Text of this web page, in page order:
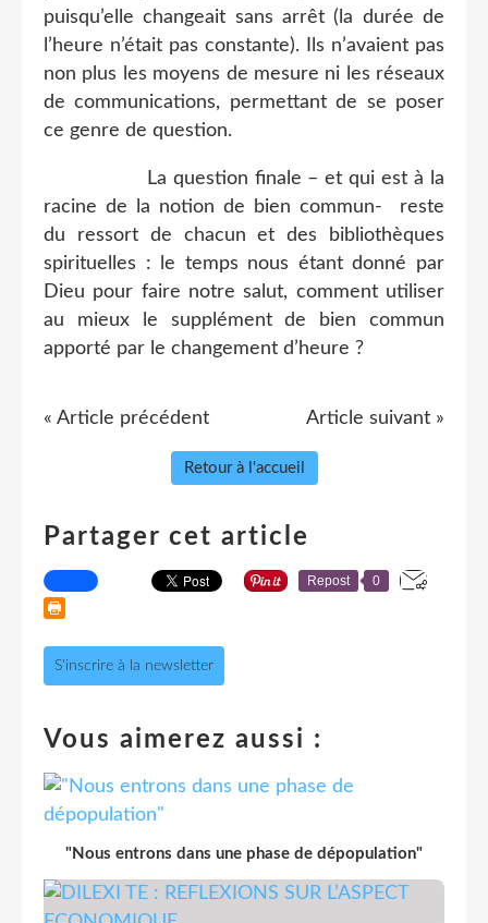
puisqu’elle changeait sans arrêt (la durée de
l’heure n’était pas constante). Ils n’avaient pas
non plus les moyens de mesure ni les réseaux
de communications, permettant de se poser
ce genre de question.
La question finale – et qui est à la
racine de la notion de bien commun-
reste
du ressort de chacun et des bibliothèques
spirituelles : le temps nous étant donné par
Dieu pour faire notre salut, comment utiliser
au mieux le supplément de bien commun
apporté par le changement d’heure ?
« Article précédent Article suivant »
Retour à l'accueil
Partager cet article
Repost 0
S'inscrire à la newsletter
Vous aimerez aussi :
"Nous entrons dans une phase de dépopulation"